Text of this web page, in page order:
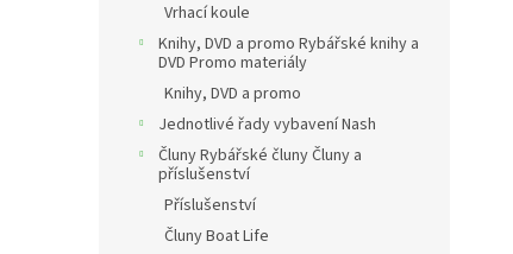
Vrhací koule
Knihy, DVD a promo Rybářské knihy a
DVD Promo materiály
Knihy, DVD a promo
Jednotlivé řady vybavení Nash
Čluny Rybářské čluny Čluny a
příslušenství
Příslušenství
Čluny Boat Life